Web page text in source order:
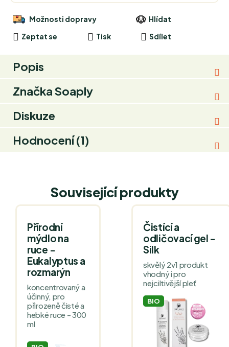
Tisk
Zeptat se
Hlídat
Sdílet
Možnosti dopravy
Popis
ZnačkaSoaply
Diskuze
Hodnocení (1)
Související produkty
Přírodní
mýdlo na
ruce -
Eukalyptus a
rozmarýn
koncentrovaný a
účinný, pro
přirozeně čisté a
hebké ruce - 300
ml
Čistící a
odličovací gel -
Silk
skvělý 2v1 produkt
vhodný i pro
nejciltivější pleť
BIO